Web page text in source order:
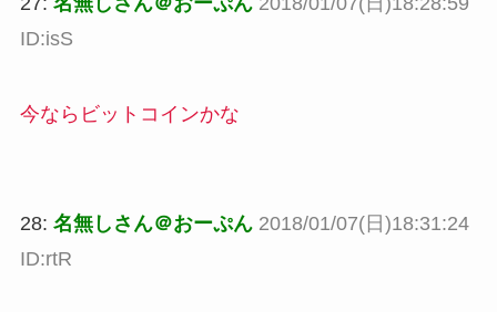
ID:isS
今ならビットコインかな
28: 名無しさん＠おーぷん 2018/01/07(日)18:31:24
ID:rtR